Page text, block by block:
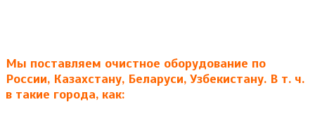
Мы поставляем очистное оборудование по
России, Казахстану, Беларуси, Узбекистану. В т. ч.
в такие города, как: